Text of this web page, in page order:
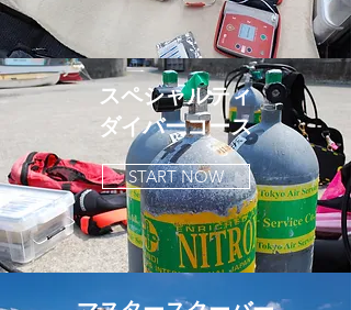
スペシャルティ
​ダイバーコース
START NOW